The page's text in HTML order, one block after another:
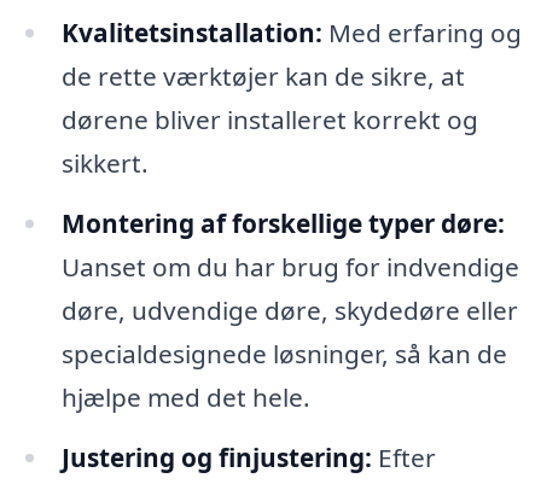
Kvalitetsinstallation: Med erfaring og
de rette værktøjer kan de sikre, at
dørene bliver installeret korrekt og
sikkert.
Montering af forskellige typer døre:
Uanset om du har brug for indvendige
døre, udvendige døre, skydedøre eller
specialdesignede løsninger, så kan de
hjælpe med det hele.
Justering og finjustering: Efter